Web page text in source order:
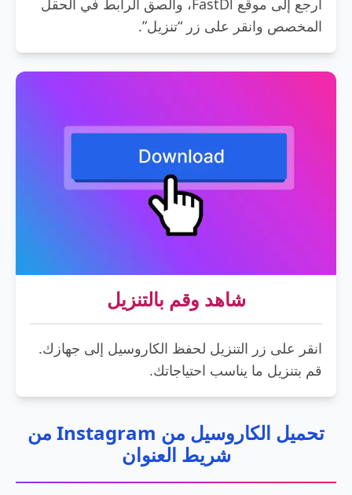
المخصص وانقر على زر “تنزيل”.
شاهد وقم بالتنزيل
انقر على زر التنزيل لحفظ الكاروسيل إلى جهازك.
قم بتنزيل ما يناسب احتياجاتك.
تحميل الكاروسيل من Instagram من
شريط العنوان